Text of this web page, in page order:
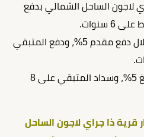
لاجون الساحل الشمالي بدفع
كما يمكنك حجز وحدتك من خلال دفع مقدم 5%، ودفع المتبقي
يمكن أيضًا دفع مقدم حجز يبلغ 5%، وسداد المتبقي على 8
ذا جراي لاجون الساحل